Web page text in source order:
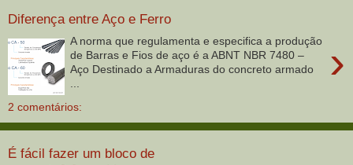
Diferença entre Aço e Ferro
›
A norma que regulamenta e especifica a produção
de Barras e Fios de aço é a ABNT NBR 7480 –
Aço Destinado a Armaduras do concreto armado
...
2 comentários:
É fácil fazer um bloco de